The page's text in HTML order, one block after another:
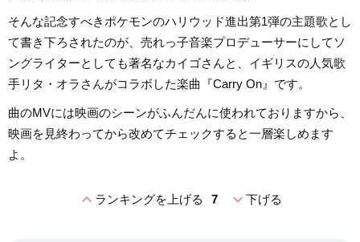
そんな記念すべきポケモンのハリウッド進出第1弾の主題歌とし
て書き下ろされたのが、売れっ子音楽プロデューサーにしてソ
ングライターとしても著名なカイゴさんと、イギリスの人気歌
手リタ・オラさんがコラボした楽曲『Carry On』です。
曲のMVには映画のシーンがふんだんに使われておりますから、
映画を見終わってから改めてチェックすると一層楽しめます
よ。
expand_lessランキングを上げる 7 expand_more下げる